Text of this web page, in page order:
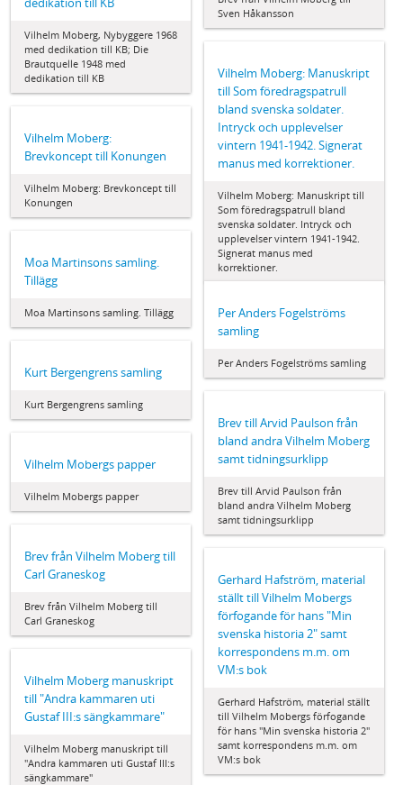
Vilhelm Moberg, Nybyggere 1968
med dedikation till KB; Die
Brautquelle 1948 med
dedikation till KB
Sven Håkansson
Vilhelm Moberg: Manuskript
till Som föredragspatrull
bland svenska soldater.
Intryck och upplevelser
vintern 1941-1942. Signerat
manus med korrektioner.
Vilhelm Moberg: Manuskript till
Som föredragspatrull bland
svenska soldater. Intryck och
upplevelser vintern 1941-1942.
Signerat manus med
korrektioner.
Vilhelm Moberg:
Brevkoncept till Konungen
Vilhelm Moberg: Brevkoncept till
Konungen
Moa Martinsons samling.
Tillägg
Moa Martinsons samling. Tillägg
Per Anders Fogelströms
samling
Per Anders Fogelströms samling
Kurt Bergengrens samling
Kurt Bergengrens samling
Brev till Arvid Paulson från
bland andra Vilhelm Moberg
samt tidningsurklipp
Brev till Arvid Paulson från
bland andra Vilhelm Moberg
samt tidningsurklipp
Vilhelm Mobergs papper
Vilhelm Mobergs papper
Brev från Vilhelm Moberg till
Carl Graneskog
Brev från Vilhelm Moberg till
Carl Graneskog
Gerhard Hafström, material
ställt till Vilhelm Mobergs
förfogande för hans "Min
svenska historia 2" samt
korrespondens m.m. om
VM:s bok
Gerhard Hafström, material ställt
till Vilhelm Mobergs förfogande
för hans "Min svenska historia 2"
samt korrespondens m.m. om
VM:s bok
Vilhelm Moberg manuskript
till "Andra kammaren uti
Gustaf III:s sängkammare"
Vilhelm Moberg manuskript till
"Andra kammaren uti Gustaf III:s
sängkammare"